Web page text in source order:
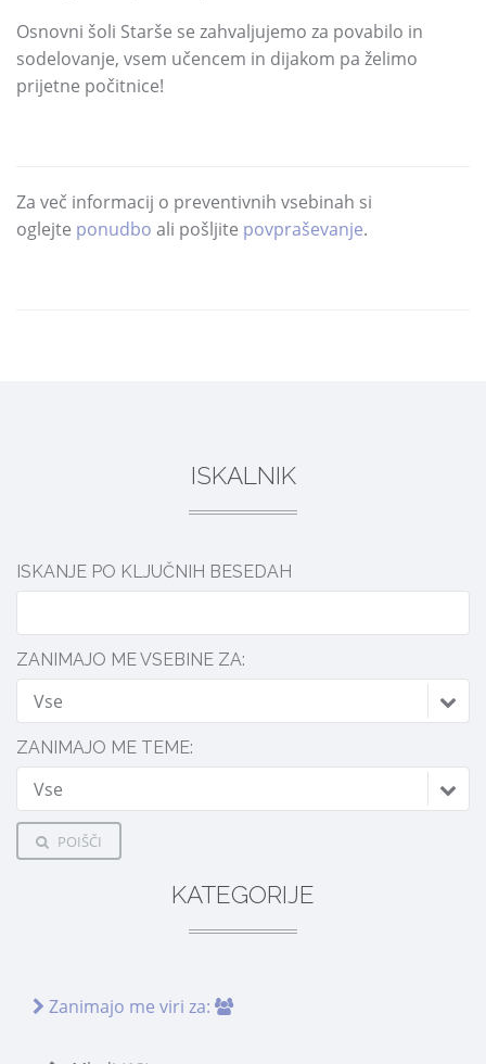
Osnovni šoli Starše se zahvaljujemo za povabilo in
sodelovanje, vsem učencem in dijakom pa želimo
prijetne počitnice!
Za več informacij o preventivnih vsebinah si
oglejte ponudbo ali pošljite povpraševanje.
ISKALNIK
ISKANJE PO KLJUČNIH BESEDAH
ZANIMAJO ME VSEBINE ZA:
Vse
ZANIMAJO ME TEME:
Vse
POIŠČI
KATEGORIJE
Zanimajo me viri za: